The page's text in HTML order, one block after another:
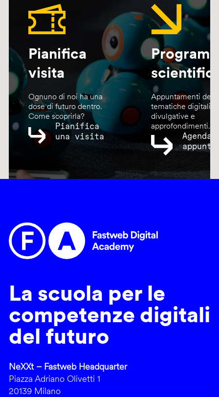
Pianifica
visita
Ognuno di noi ha una
dose di futuro dentro.
Come scoprirla?
Pianifica
una visita
Appuntamenti
tematiche digitali,
divulgative e
approfondimenti.
Agenda
La scuola per le
competenze digitali
del futuro
NeXXt – Fastweb Headquarter
Piazza Adriano Olivetti 1
20139 Milano